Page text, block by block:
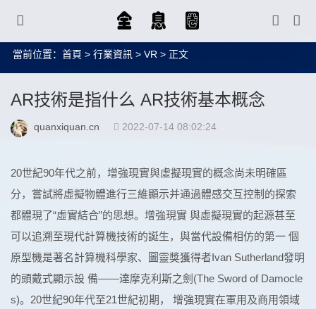
當前位置： 首頁 > 行業資訊 > VR > 正文
AR技術是指什么 AR技術基本概念
quanxiquan.cn 2022-07-14 08:02:24
20世紀90年代之前，增強現實與虛擬現實的概念尚未明確區
分，嘗試將虛擬物體進行三維顯示并通過體感交互控制的探索
都體現了“虛實結合”的思想。增強現實 與虛擬現實的起源甚至
可以追溯至現代計算機技術的誕生，與當代設備相仿的第一 個
原型機是著名計算機科學家、圖靈獎獲得者Ivan Sutherland發明
的頭戴式顯示設 備——達摩克利斯之劍(The Sword of Damocle
s)。20世紀90年代至21世紀初期， 增強現實在軍用及商用領域